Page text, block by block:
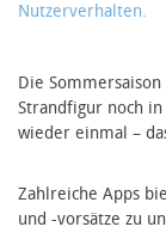
Nutzerverhalten.
Die
Strandfigur noch
wieder einmal –
Zahlreiche Apps
und -vorsätze zu